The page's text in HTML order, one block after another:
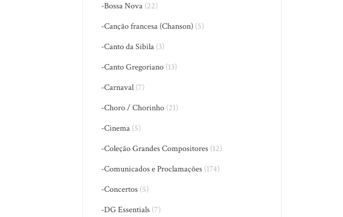
-Bossa Nova (22)
-Canção francesa (Chanson) (5)
-Canto da Sibila (3)
-Canto Gregoriano (13)
-Carnaval (7)
-Choro / Chorinho (21)
-Cinema (5)
-Coleção Grandes Compositores (12)
-Comunicados e Proclamações (174)
-Concertos (5)
-DG Essentials (7)